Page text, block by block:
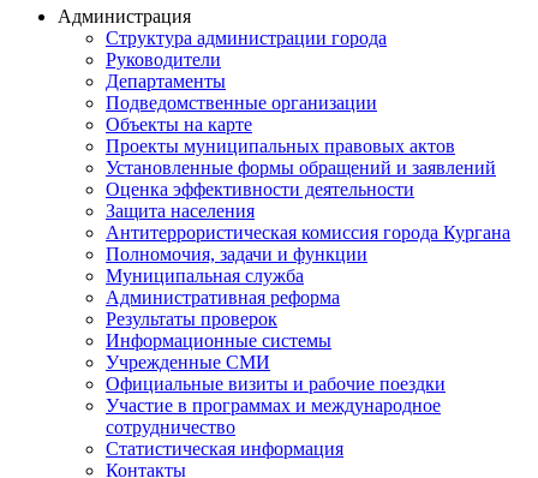
Администрация
Структура администрации города
Руководители
Департаменты
Подведомственные организации
Объекты на карте
Проекты муниципальных правовых актов
Установленные формы обращений и заявлений
Оценка эффективности деятельности
Защита населения
Антитеррористическая комиссия города Кургана
Полномочия, задачи и функции
Муниципальная служба
Административная реформа
Результаты проверок
Информационные системы
Учрежденные СМИ
Официальные визиты и рабочие поездки
Участие в программах и международное
сотрудничество
Статистическая информация
Контакты